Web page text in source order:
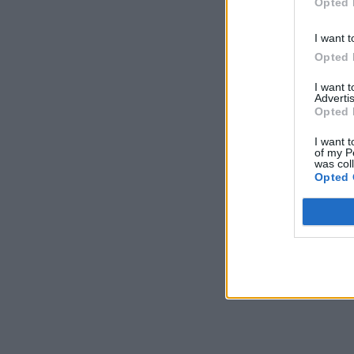
I want
Opted
I want
Opted
I want
of my
was
Opted